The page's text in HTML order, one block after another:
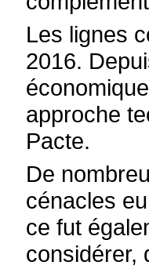
Les lignes
2016.
approche
Pacte.
De
cénacles
ce fut
considérer,